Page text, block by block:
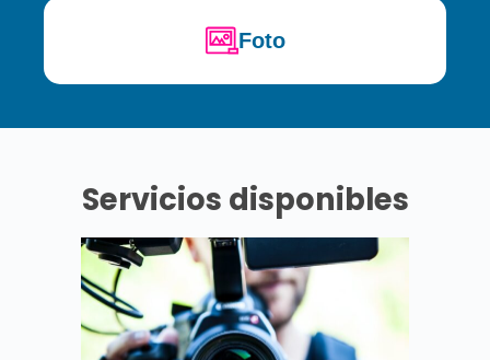
Foto
Servicios disponibles